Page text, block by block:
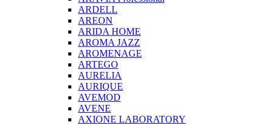
ARDELL
AREON
ARIDA HOME
AROMA JAZZ
AROMENAGE
ARTEGO
AURELIA
AURIQUE
AVEMOD
AVENE
AXIONE LABORATORY